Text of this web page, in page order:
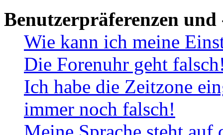
Benutzerpräferenzen und
Wie kann ich meine
Die Forenuhr geht
Ich habe die Zeitzone
immer noch falsch!